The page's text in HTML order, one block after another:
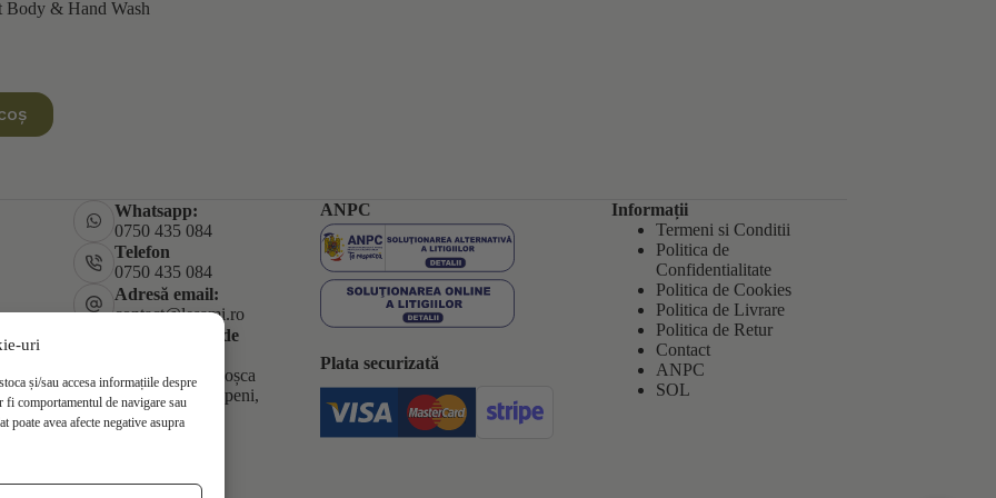
Body & Hand Wash
Whatsapp:
0750 435 084
Telefon
0750 435 084
Adresă email:
contact@lesami.ro
Adresă punct de
Strada Horia Cloșca
și Crișan 7, Otopeni,
Ilfov 075100
ANPC
Plata securizată
Informații
Termeni si Conditii
Politica de
Confidentialitate
Politica de Cookies
Politica de Livrare
Politica de Retur
Contact
ANPC
SOL
uri
și/sau accesa informațiile despre
fi comportamentul de navigare sau
avea afecte negative asupra